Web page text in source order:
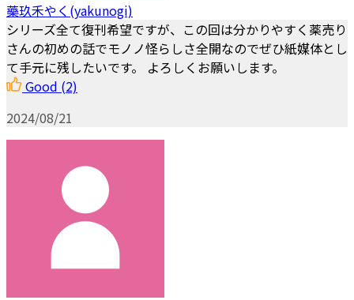
藥玖禾やく(yakunogi)
シリーズ全て復刊希望ですが、この回は分かりやすく薬売り
さんの初めの話でモノノ怪らしさ全開なのでぜひ紙媒体とし
て手元に残したいです。 よろしくお願いします。
Good (2)
2024/08/21